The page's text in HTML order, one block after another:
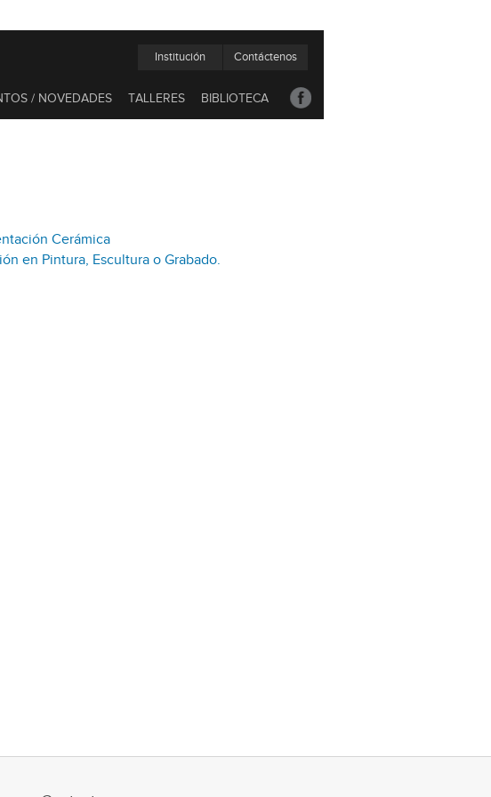
Institución Contáctenos
/ NOVEDADES TALLERES BIBLIOTECA
Cerámica
en Pintura, Escultura o Grabado.